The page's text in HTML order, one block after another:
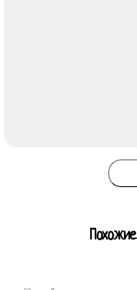
Похожие